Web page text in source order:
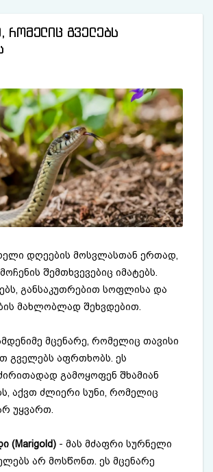
რომელიც გველებს
დღეების მოსვლასთან ერთად,
შემთხვევებიც იმატებს.
განსაკუთრებით სოფლისა და
მახლობლად შეხვდებით.
მცენარე, რომელიცთავისი
გველებს აფრთხობს. ეს
გამოყოფენ შხამიან
აქვთ ძლიერი სუნი, რომელიც
უყვართ.
(Marigold) - მას მძაფრი სურნელი
არ მოსწონთ. ეს მცენარე